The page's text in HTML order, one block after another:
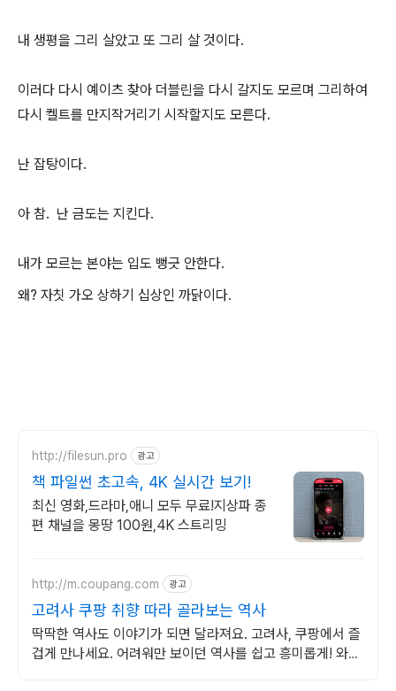
내 생평을 그리 살았고 또 그리 살 것이다.
이러다 다시 예이츠 찾아 더블린을 다시 갈지도 모르며 그리하여
다시 켈트를 만지작거리기 시작할지도 모른다.
난 잡탕이다.
아 참. 난 금도는 지킨다.
내가 모르는 본야는 입도 뻥긋 안한다.
왜? 자칫 가오 상하기 십상인 까닭이다.
http://filesun.pro 광고
책 파일썬 초고속, 4K 실시간 보기!
최신 영화,드라마,애니 모두 무료!지상파 종
편 채널을 몽땅 100원,4K 스트리밍
http://m.coupang.com 광고
고려사 쿠팡 취향 따라 골라보는 역사
딱딱한 역사도 이야기가 되면 달라져요. 고려사, 쿠팡에서 즐
겁게 만나세요. 어려워만 보이던 역사를 쉽고 흥미롭게! 와우